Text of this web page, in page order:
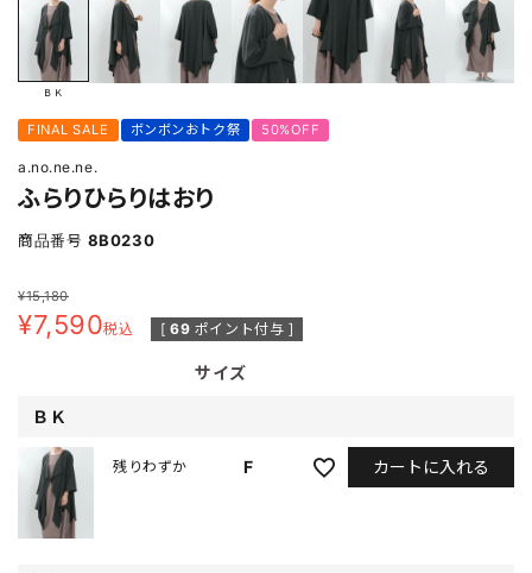
ＢＫ
FINAL SALE ボンボンおトク祭 50%OFF
a.no.ne.ne.
ふらりひらりはおり
商品番号 8B0230
¥15,180
¥7,590税込 [ 69 ポイント付与 ]
サイズ
ＢＫ
F
残りわずか カートに入れる